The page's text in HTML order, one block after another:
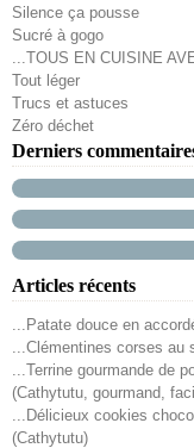
Silence ça pousse
Sucré à gogo
...TOUS EN CUISINE
Tout léger
Trucs et astuces
Zéro déchet
Derniers
Articles récents
...Patate douce en
...Clémentines corses au
...Terrine gourmande de
(Cathytutu, gourmand,
...Délicieux cookies
(Cathytutu)